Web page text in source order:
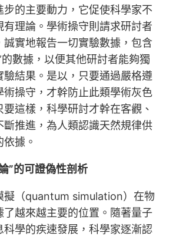
步的主要動力，它促使科學家不
有理論。學術操守則請求研討者
誠實地報告一切實驗數據，包含
的數據，以便其他研討者能夠獨
驗結果。是以，只要通過嚴格遵
術操守，才幹防止此類學術灰色
這樣，科學研討才幹在客觀、
斷推進，為人類認識天然規律供
據。
”的可證偽性剖析
擬（quantum simulation）在物
了越來越主要的位置。隨著量子
科學的疾速發展，科學家逐漸認